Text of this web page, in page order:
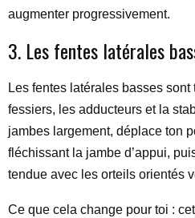
augmenter progressivement.
3. Les fentes latérales
Les fentes latérales basses
fessiers, les adducteurs et la
jambes largement, déplace ton
fléchissant la jambe d’appui,
tendue avec les orteils orientés
Ce que cela change pour toi :